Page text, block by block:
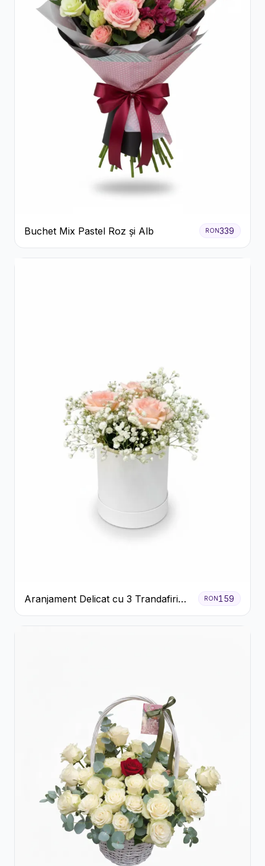
Buchet Mix Pastel Roz și Alb RON339
Aranjament Delicat cu 3 Trandafiri
Roz în Cutie Albă
RON 159